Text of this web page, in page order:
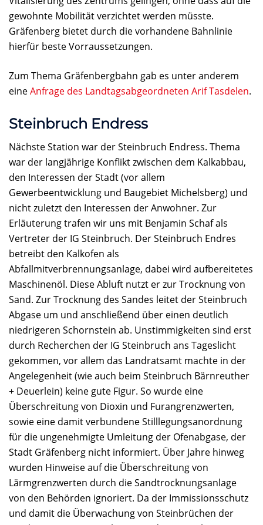
gewohnte Mobilität verzichtet werden müsste.
Gräfenberg bietet durch die vorhandene Bahnlinie
hierfür beste Vorraussetzungen.
Zum Thema Gräfenbergbahn gab es unter anderem
eineAnfrage des Landtagsabgeordneten Arif Tasdelen.
Steinbruch Endress
Nächste Station war der Steinbruch Endress. Thema
war der langjährige Konflikt zwischen dem Kalkabbau,
den Interessen der Stadt (vor allem
Gewerbeentwicklung und Baugebiet Michelsberg) und
nicht zuletzt den Interessen der Anwohner. Zur
Erläuterung trafen wir uns mit Benjamin Schaf als
Vertreter der IG Steinbruch. Der Steinbruch Endres
betreibt den Kalkofen als
Abfallmitverbrennungsanlage, dabei wird aufbereitetes
Maschinenöl. Diese Abluft nutzt er zur Trocknung von
Sand. Zur Trocknung des Sandes leitet der Steinbruch
Abgase um und anschließend über einen deutlich
niedrigeren Schornstein ab. Unstimmigkeiten sind erst
durch Recherchen der IG Steinbruch ans Tageslicht
gekommen, vor allem das Landratsamt machte in der
Angelegenheit (wie auch beim Steinbruch Bärnreuther
+ Deuerlein) keine gute Figur. So wurde eine
Überschreitung von Dioxin und Furangrenzwerten,
sowie eine damit verbundene Stilllegungsanordnung
für die ungenehmigte Umleitung der Ofenabgase, der
Stadt Gräfenberg nicht informiert. Über Jahre hinweg
wurden Hinweise auf die Überschreitung von
Lärmgrenzwerten durch die Sandtrocknungsanlage
von den Behörden ignoriert. Da der Immissionsschutz
und damit die Überwachung von Steinbrüchen der